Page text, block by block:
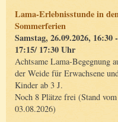
Lama-Erlebnisstunde in
Sommerferien
Samstag, 26.09.2026, 16:30 -
17:15/ 17:30 Uhr
Achtsame Lama-Begegnung
der Weide für Erwachsene
Kinder ab 3 J.
Noch 8 Plätze frei (Stand vom
03.08.2026)